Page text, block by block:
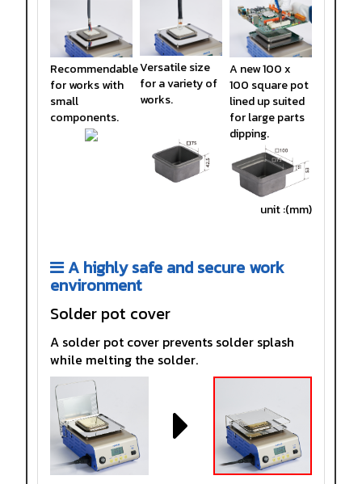
Recommendable
for works with
small
components.
Versatile size
for a variety of
works.
A new 100 x
100 square pot
lined up suited
for large parts
dipping.
unit :(mm)
A highly safe and secure work
environment
Solder pot cover
A solder pot cover prevents solder splash
while melting the solder.